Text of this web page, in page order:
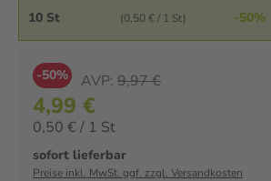
10 St (0,50 € / 1 St) -50%
-50% AVP: 9,97 €
4,99 €
0,50 € / 1 St
sofort lieferbar
Preise inkl. MwSt. ggf. zzgl. Versandkosten